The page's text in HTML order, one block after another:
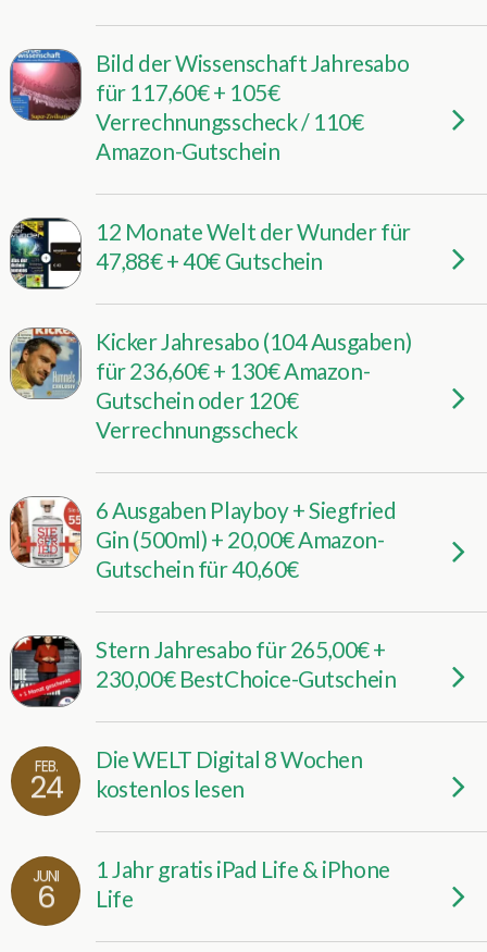
Bild der Wissenschaft Jahresabo
für 117,60€ + 105€
Verrechnungsscheck / 110€
Amazon-Gutschein
12 Monate Welt der Wunder für
47,88€ + 40€ Gutschein
Kicker Jahresabo (104 Ausgaben)
für 236,60€ + 130€ Amazon-
Gutschein oder 120€
Verrechnungsscheck
6 Ausgaben Playboy + Siegfried
Gin (500ml) + 20,00€ Amazon-
Gutschein für 40,60€
Stern Jahresabo für 265,00€ +
230,00€ BestChoice-Gutschein
FEB.
24
Die WELT Digital 8 Wochen
kostenlos lesen
JUNI
6
1 Jahr gratis iPad Life & iPhone
Life